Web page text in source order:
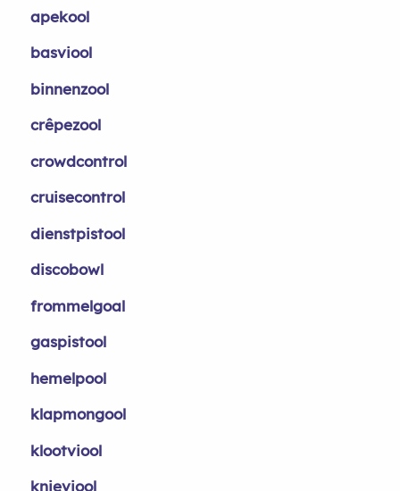
apekool
basviool
binnenzool
crêpezool
crowdcontrol
cruisecontrol
dienstpistool
discobowl
frommelgoal
gaspistool
hemelpool
klapmongool
klootviool
knieviool